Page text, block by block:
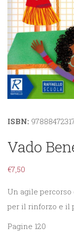
ISBN:
Vado
€7,50
Un agile
per il rinforzo e il
Pagine 120